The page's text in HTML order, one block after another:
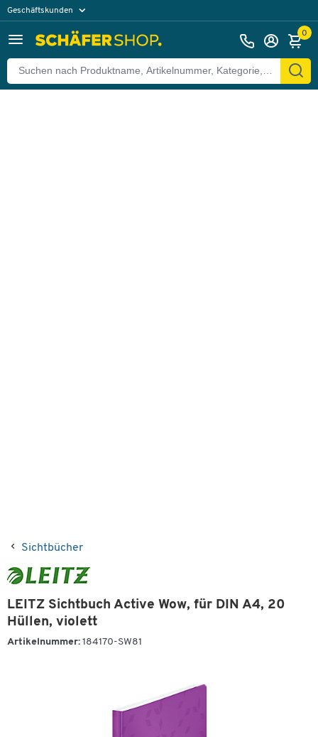
Geschäftskunden
0
Sichtbücher
LEITZ Sichtbuch Active Wow, für DIN A4, 20
Hüllen, violett
Artikelnummer: 184170-SW81
Zurück